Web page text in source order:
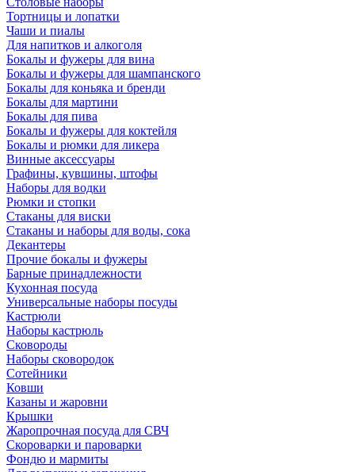
Тортницы и лопатки
Чаши и пиалы
Для напитков и алкоголя
Бокалы и фужеры для вина
Бокалы и фужеры для шампанского
Бокалы для коньяка и бренди
Бокалы для мартини
Бокалы для пива
Бокалы и фужеры для коктейля
Бокалы и рюмки для ликера
Винные аксессуары
Графины, кувшины, штофы
Наборы для водки
Рюмки и стопки
Стаканы для виски
Стаканы и наборы для воды, сока
Декантеры
Прочие бокалы и фужеры
Барные принадлежности
Кухонная посуда
Универсальные наборы посуды
Кастрюли
Наборы кастрюль
Сковороды
Наборы сковородок
Сотейники
Ковши
Казаны и жаровни
Крышки
Жаропрочная посуда для СВЧ
Скороварки и пароварки
Фондю и мармиты